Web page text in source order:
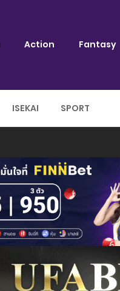
Action Fantasy
ISEKAI SPORT